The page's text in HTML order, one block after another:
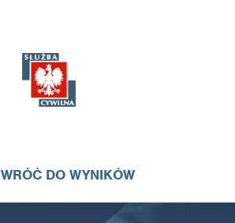
WRÓĆ DO WYNIKÓW